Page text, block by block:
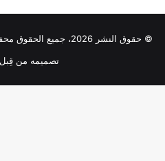
© حقوق النشر 2026، جميع الحقوق محفوظة |
تصميمه من قِبل TieLabs